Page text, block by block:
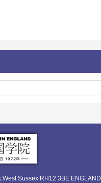
West Sussex RH12 3BE ENGLAND